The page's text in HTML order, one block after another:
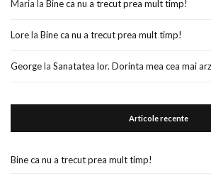
Maria la Bine ca nu a trecut prea mult timp!
Lorela Bine ca nu a trecut prea mult timp!
Georgela Sanatatea lor. Dorinta mea cea mai
Articole recente
Bine ca nu a trecut prea mult timp!